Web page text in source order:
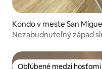
Kondo v meste San Miguel
Nezabudnuteľný západ
Obľúbené medzi hosťami